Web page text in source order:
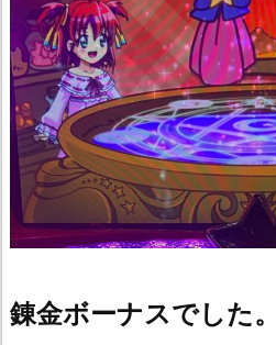
錬金ボーナスでした。